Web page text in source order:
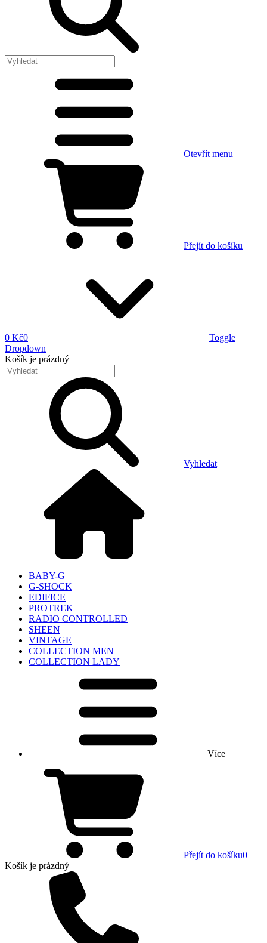
Otevřít menu
Přejít do košíku
0 Kč0
Toggle
Dropdown
Košík je prázdný
Vyhledat
BABY-G
G-SHOCK
EDIFICE
PROTREK
RADIO CONTROLLED
SHEEN
VINTAGE
COLLECTION MEN
COLLECTION LADY
Více
Přejít do košíku0
Košík je prázdný